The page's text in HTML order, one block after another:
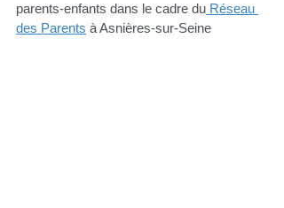
parents-enfants dans le cadre du Réseau
des Parents à Asnières-sur-Seine